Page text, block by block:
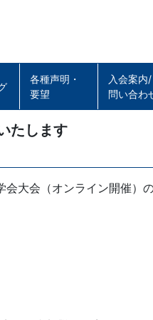
各種声明・
要望
入会案内/
問い合わ
たします
大会（オンライン開催）